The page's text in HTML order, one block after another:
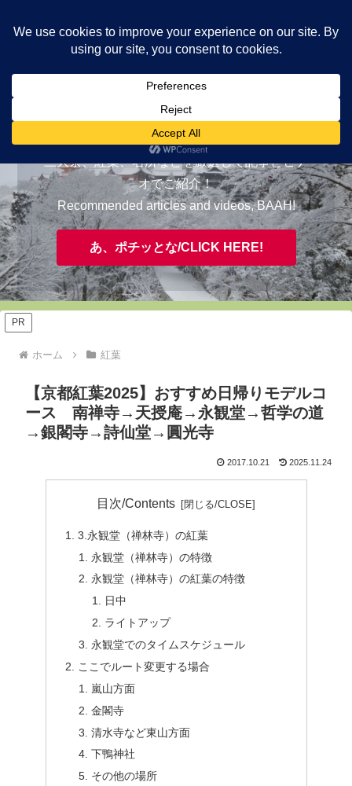
EVAAH!
おすすめ/RECOMMENDED
三大祭、紅葉、名所などを厳選して記事とビデ
オでご紹介！
Recommended articles and videos, BAAH!
あ、ポチッとな/CLICK HERE!
PR
ホーム 紅葉
【京都紅葉2025】おすすめ日帰りモデルコ
ース 南禅寺→天授庵→永観堂→哲学の道
→銀閣寺→詩仙堂→圓光寺
2017.10.21 2025.11.24
目次/Contents
3.永観堂（禅林寺）の紅葉
永観堂（禅林寺）の特徴
永観堂（禅林寺）の紅葉の特徴
日中
ライトアップ
永観堂でのタイムスケジュール
ここでルート変更する場合
嵐山方面
金閣寺
清水寺など東山方面
下鴨神社
その他の場所